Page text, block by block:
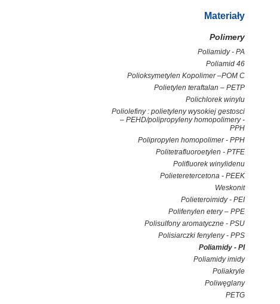
Materiały
Polimery
Poliamidy - PA
Poliamid 46
Polioksymetylen Kopolimer –POM C
Polietylen teraftalan – PETP
Polichlorek winylu
Poliolefiny : polietyleny wysokiej gestosci
– PEHD/polipropyleny homopolimery -
PPH
Polipropylen homopolimer - PPH
Politetrafluoroetylen - PTFE
Polifluorek winylidenu
Polieteretercetona - PEEK
Weskonit
Polieteroimidy - PEI
Polifenylen etery – PPE
Polisulfony aromatyczne - PSU
Polisiarczki fenyleny - PPS
Poliamidy - PI
Poliamidy imidy
Poliakryle
Poliwęglany
PETG